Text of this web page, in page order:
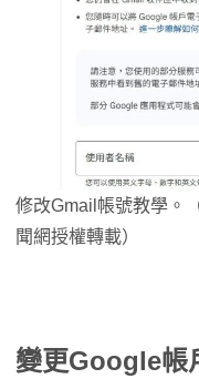
修改Gmail帳號教學。
聞網授權轉載）
變更Google帳